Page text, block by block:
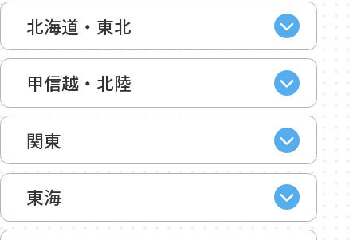
北海道・東北
甲信越・北陸
関東
東海